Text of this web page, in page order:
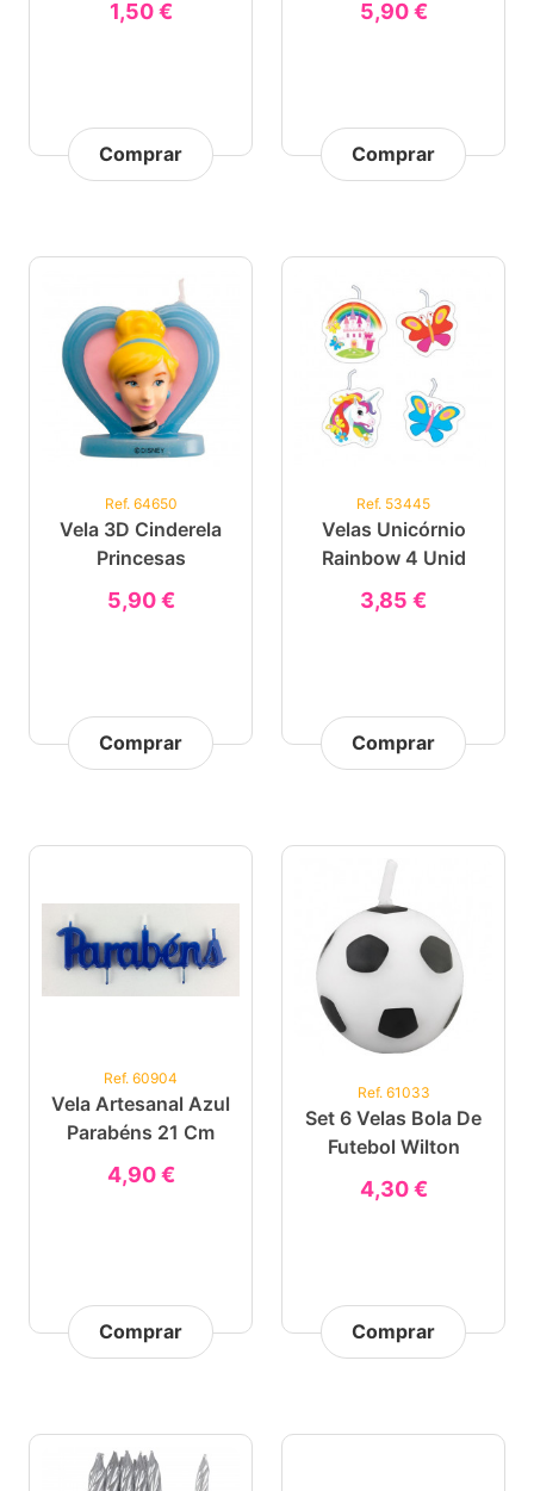
1,50 €
Comprar
5,90 €
Comprar
Ref. 64650
Vela 3D Cinderela
Princesas
5,90 €
Comprar
Ref. 53445
Velas Unicórnio
Rainbow 4 Unid
3,85 €
Comprar
Ref. 60904
Vela Artesanal Azul
Parabéns 21 Cm
4,90 €
Comprar
Ref. 61033
Set 6 Velas Bola De
Futebol Wilton
4,30 €
Comprar